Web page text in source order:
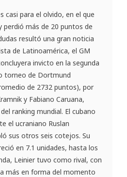
casi para el olvido, en el que
más de 20 puntos de
resultó una gran noticia
de Latinoamérica, el GM
invicto en la segunda
torneo de Dortmund
de 2732 puntos), por
y Fabiano Caruana,
ranking mundial. El cubano
el ucraniano Ruslan
sus otros seis cotejos. Su
en 7.1 unidades, hasta los
Leinier tuvo como rival, con
más en forma del momento